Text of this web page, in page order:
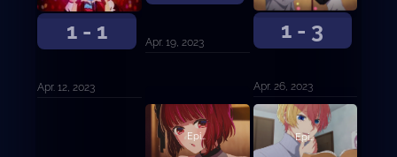
1 - 1
Apr. 12, 2023
Apr. 19, 2023 1 - 3
Apr. 26, 2023
Episodio 4 Episodio 5